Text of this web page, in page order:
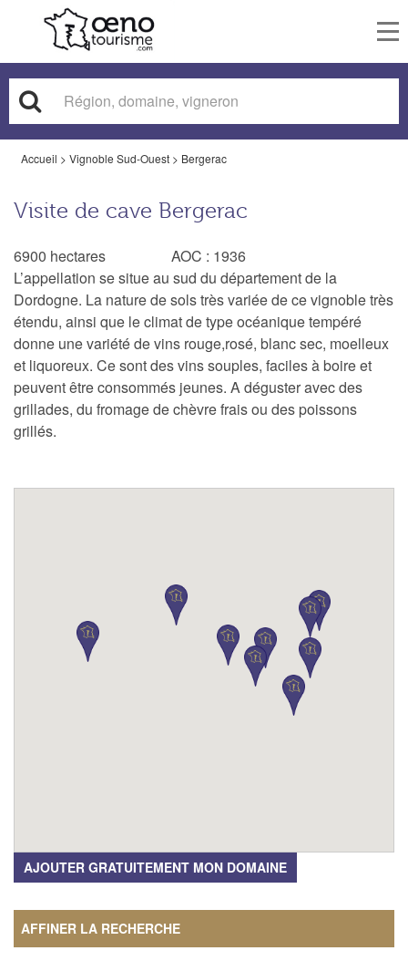
Accueil > Vignoble Sud-Ouest > Bergerac
Visite de cave Bergerac
6900 hectares AOC : 1936
L’appellation se situe au sud du département de la
Dordogne. La nature de sols très variée de ce vignoble très
étendu, ainsi que le climat de type océanique tempéré
donne une variété de vins rouge,rosé, blanc sec, moelleux
et liquoreux. Ce sont des vins souples, faciles à boire et
peuvent être consommés jeunes. A déguster avec des
grillades, du fromage de chèvre frais ou des poissons
grillés.
AJOUTER GRATUITEMENT MON DOMAINE
AFFINER LA RECHERCHE